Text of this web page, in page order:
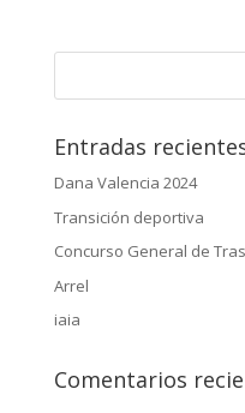
Entradas
Dana Valencia 2024
Transición deportiva
Concurso General de
Arrel
iaia
Comentarios